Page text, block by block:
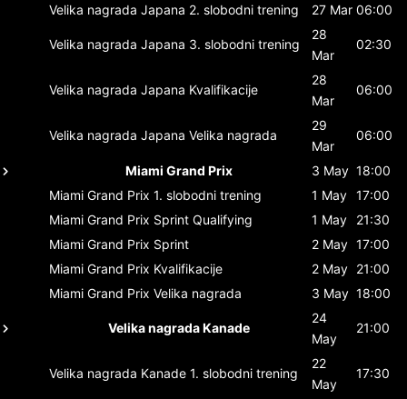
Velika nagrada Japana 2. slobodni trening 27 Mar 06:00
Velika nagrada Japana 3. slobodni trening
28
Mar
02:30
Velika nagrada Japana Kvalifikacije
28
Mar
06:00
Velika nagrada Japana Velika nagrada
29
Mar
06:00
Miami Grand Prix 3 May 18:00
Miami Grand Prix 1. slobodni trening 1 May 17:00
Miami Grand Prix Sprint Qualifying 1 May
21:30
Miami Grand Prix Sprint 2 May 17:00
Miami Grand Prix Kvalifikacije 2 May 21:00
Miami Grand Prix Velika nagrada 3 May 18:00
Velika nagrada Kanade
24
May
21:00
Velika nagrada Kanade 1. slobodni trening
22
May
17:30